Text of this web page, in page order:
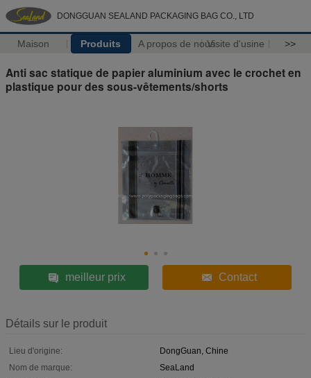
DONGGUAN SEALAND PACKAGING BAG CO., LTD
Maison Produits A propos de nousVisite d'usine >>
Anti sac statique de papier aluminium avec le crochet en
plastique pour des sous-vêtements/shorts
meilleur prix Contact
Détails sur le produit
Lieu d'origine:
DongGuan, Chine
Nom de marque:
SeaLand